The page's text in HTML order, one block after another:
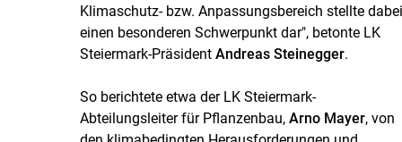
Klimaschutz- bzw. Anpassungsbereich stellte dabei
einen besonderen Schwerpunkt dar", betonte LK
Steiermark-Präsident Andreas Steinegger.
So berichtete etwa der LK Steiermark-
Abteilungsleiter für Pflanzenbau, Arno Mayer, von